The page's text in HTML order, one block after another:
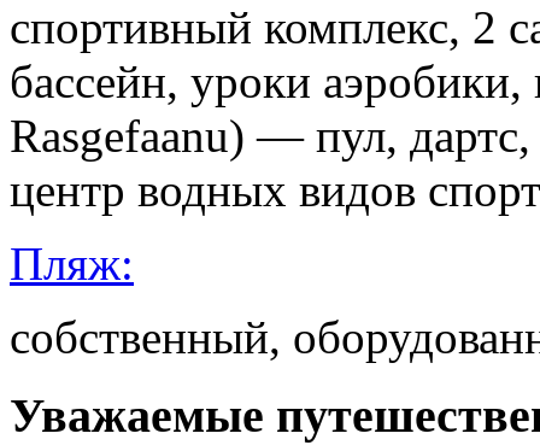
спортивный комплекс, 2
бассейн, уроки аэробики,
Rasgefaanu) — пул,
центр водных видов
Пляж:
собственный,
Уважаемые